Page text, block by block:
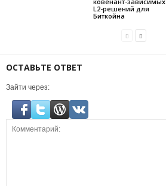
L2-решений для
Биткойна
ОСТАВЬТЕ ОТВЕТ
Зайти через: